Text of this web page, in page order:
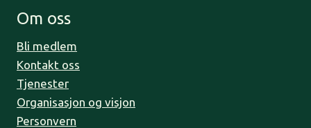
Om oss
Bli medlem
Kontakt oss
Tjenester
Organisasjon og visjon
Personvern